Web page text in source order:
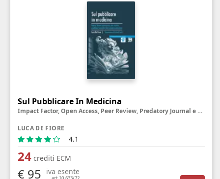
Sul Pubblicare In Medicina
Impact Factor, Open Access, Peer Review, Predatory Journal e altre creature misteriose
LUCA DE FIORE
4.1
24crediti ECM
€ 95 iva esente